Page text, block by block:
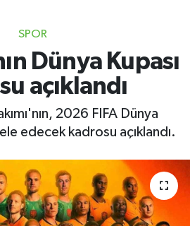
SPOR
Dünya Kupası
açıklandı
2026 FIFA Dünya
edecek kadrosu açıklandı.
Haritası
ve Fikstür